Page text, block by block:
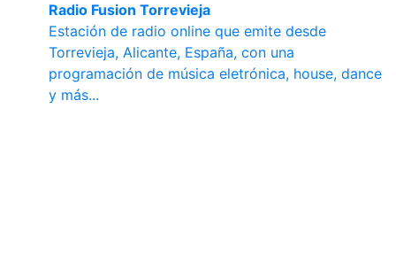
Radio Fusion Torrevieja
Estación de radio online que emite desde
Torrevieja, Alicante, España, con una
programación de música eletrónica, house, dance
y más...